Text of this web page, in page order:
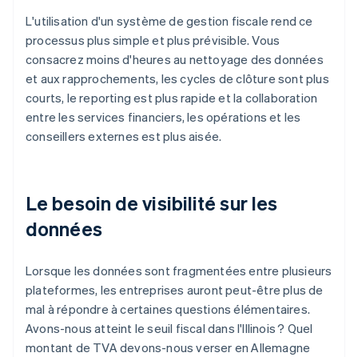
L'utilisation d'un système de gestion fiscale rend ce
processus plus simple et plus prévisible. Vous
consacrez moins d'heures au nettoyage des données
et aux rapprochements, les cycles de clôture sont plus
courts, le reporting est plus rapide et la collaboration
entre les services financiers, les opérations et les
conseillers externes est plus aisée.
Le besoin de visibilité sur les
données
Lorsque les données sont fragmentées entre plusieurs
plateformes, les entreprises auront peut-être plus de
mal à répondre à certaines questions élémentaires.
Avons-nous atteint le seuil fiscal dans l'Illinois ? Quel
montant de TVA devons-nous verser en Allemagne